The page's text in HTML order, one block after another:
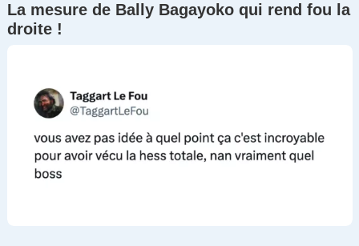
La mesure de Bally Bagayoko qui rend fou la
droite !